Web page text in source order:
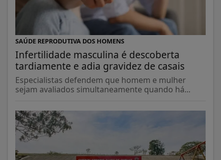
SAÚDE REPRODUTIVA DOS HOMENS
Infertilidade masculina é descoberta
tardiamente e adia gravidez de casais
Especialistas defendem que homem e mulher
sejam avaliados simultaneamente quando há...